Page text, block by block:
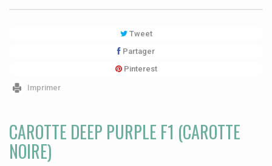
Tweet
Partager
Pinterest
Imprimer
CAROTTE DEEP PURPLE F1 (CAROTTE
NOIRE)